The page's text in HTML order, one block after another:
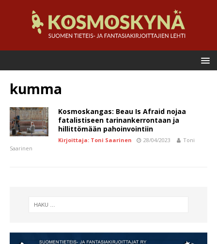
kumma
Kosmoskangas: Beau Is Afraid nojaa
fatalistiseen tarinankerrontaan ja
hillittömään pahoinvointiin
Kirjoittaja: Toni Saarinen 28/04/2023
Toni
Saarinen